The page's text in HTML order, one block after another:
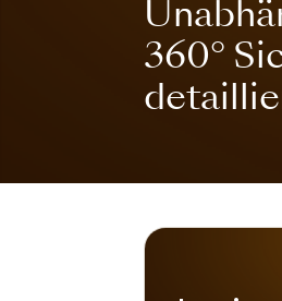
360°
zu Alternativen), ist das